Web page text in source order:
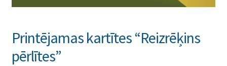
Printējamas kartītes “Reizrēķins
pērlītes”